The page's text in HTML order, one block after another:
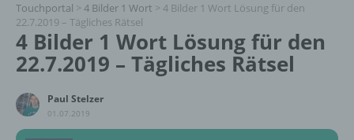
Touchportal > 4 Bilder 1 Wort > 4 Bilder 1 Wort Lösung für den
22.7.2019 – Tägliches Rätsel
4 Bilder 1 Wort Lösung für den
22.7.2019 – Tägliches Rätsel
Paul Stelzer
01.07.2019